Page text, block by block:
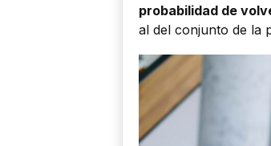
probabilidad de
al del conjunto de la